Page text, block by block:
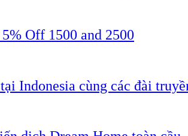
Off 1500 and 2500
Indonesia cùng các đài